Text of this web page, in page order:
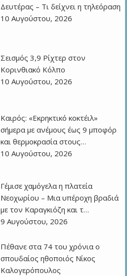
Δευτέρας – Τι δείχνει η τηλεόραση
10 Αυγούστου, 2026
Σεισμός 3,9 Ρίχτερ στον
Κορινθιακό Κόλπο
10 Αυγούστου, 2026
Καιρός: «Εκρηκτικό κοκτέιλ»
σήμερα με ανέμους έως 9 μποφόρ
και θερμοκρασία στους…
10 Αυγούστου, 2026
Γέμισε χαμόγελα η πλατεία
Νεοχωρίου – Μια υπέροχη βραδιά
με τον Καραγκιόζη και τ…
9 Αυγούστου, 2026
Πέθανε στα 74 του χρόνια ο
σπουδαίος ηθοποιός Νίκος
Καλογερόπουλος